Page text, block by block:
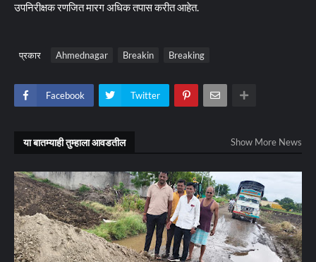
उपनिरीक्षक रणजित मारग अधिक तपास करीत आहेत.
प्रकार Ahmednagar Breakin Breaking
Facebook Twitter
या बातम्याही तुम्हाला आवडतील Show More News